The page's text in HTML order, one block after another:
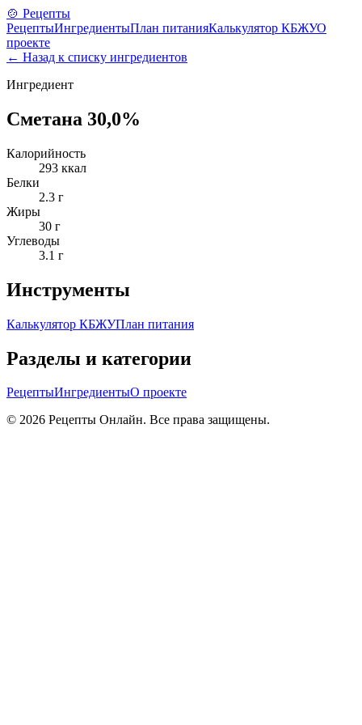
🍲 Рецепты
РецептыИнгредиентыПлан питанияКалькулятор КБЖУО
проекте
← Назад к списку ингредиентов
Ингредиент
Сметана 30,0%
Калорийность
293 ккал
Белки
2.3 г
Жиры
30 г
Углеводы
3.1 г
Инструменты
Калькулятор КБЖУПлан питания
Разделы и категории
РецептыИнгредиентыО проекте
© 2026 Рецепты Онлайн. Все права защищены.